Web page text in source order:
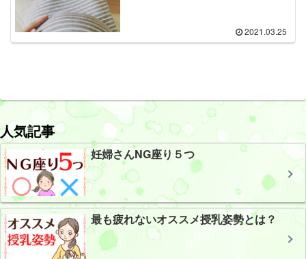
2021.03.25
人気記事
妊婦さんNG座り５つ
最も疲れないオススメ授乳姿勢とは？